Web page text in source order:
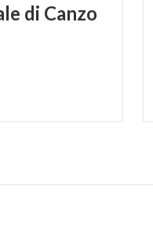
di Canzo